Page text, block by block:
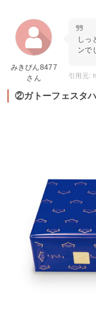
みきぴん8477
さん
しっ
ンで
②ガトーフェスタハ